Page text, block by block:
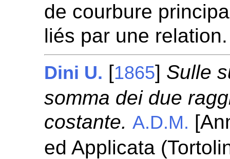
de courbure
liés par une
Dini U. [1865] Sulle
somma dei due
costante. A.D.M.
ed Applicata